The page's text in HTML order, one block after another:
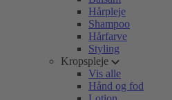
Hårpleje
Shampoo
Hårfarve
Styling
Kropspleje
Vis alle
Hånd og fod